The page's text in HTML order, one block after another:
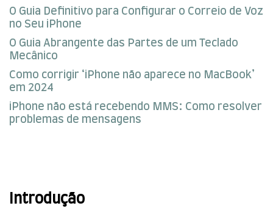
O Guia Definitivo para Configurar o Correio de Voz
no Seu iPhone
O Guia Abrangente das Partes de um Teclado
Mecânico
Como corrigir ‘iPhone não aparece no MacBook’
em 2024
iPhone não está recebendo MMS: Como resolver
problemas de mensagens
Introdução